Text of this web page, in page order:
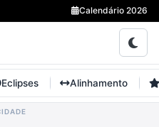
Calendário 2026
Eclipses Alinhamento